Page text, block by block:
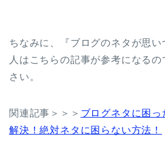
ちなみに、『ブログのネタが思い
人はこちらの記事が参考になる
さい。
関連記事＞＞＞ ブログネタに困
解決！絶対ネタに困らない方法！